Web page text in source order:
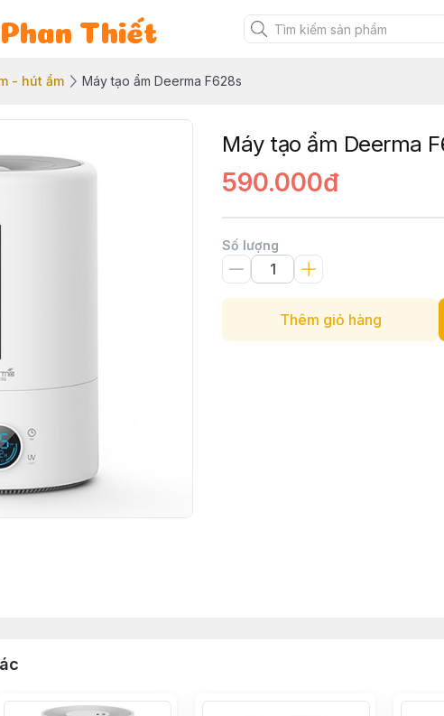
Thiết
- hút ẩm Máy tạo ẩm Deerma F628s
Máy tạo ẩm Deerma
590.000đ
Số lượng
Thêm giỏ hàng